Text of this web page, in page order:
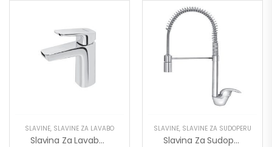
SLAVINE, SLAVINE ZA LAVABO
Slavina Za Lavabo Stolz 130101
SLAVINE, SLAVINE ZA SUDOPERU
Slavina Za Sudoperu Poluprofesionalna King J388001